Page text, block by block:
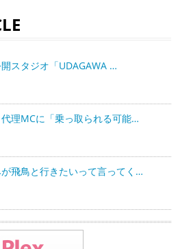
スタジオ「UDAGAWA …
理MCに「乗っ取られる可能…
飛鳥と行きたいって言ってく…